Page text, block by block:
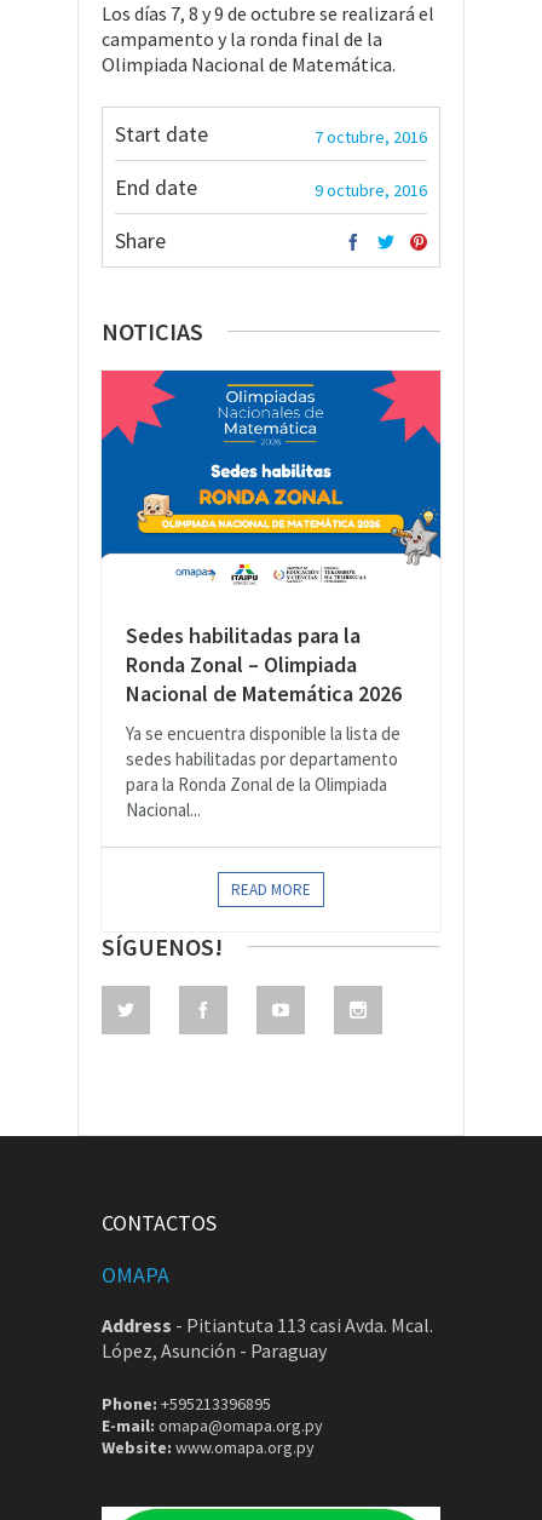
Los días 7, 8 y 9 de octubre se realizará el
campamento y la ronda final de la
Olimpiada Nacional de Matemática.
Start date 7 octubre, 2016
End date 9 octubre, 2016
Share
NOTICIAS
Sedes habilitadas para la
Ronda Zonal – Olimpiada
Nacional de Matemática 2026
Ya se encuentra disponible la lista de
sedes habilitadas por departamento
para la Ronda Zonal de la Olimpiada
Nacional...
READ MORE
SÍGUENOS!
CONTACTOS
OMAPA
Address - Pitiantuta 113 casi Avda. Mcal.
López, Asunción - Paraguay
Phone: +595213396895
E-mail: omapa@omapa.org.py
Website: www.omapa.org.py